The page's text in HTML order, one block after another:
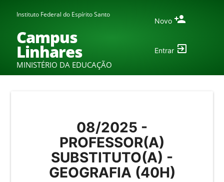
Instituto Federal do Espírito Santo
Campus
Linhares
MINISTÉRIO DA EDUCAÇÃO
Novo
Entrar
08/2025 -
PROFESSOR(A)
SUBSTITUTO(A) -
GEOGRAFIA (40H)